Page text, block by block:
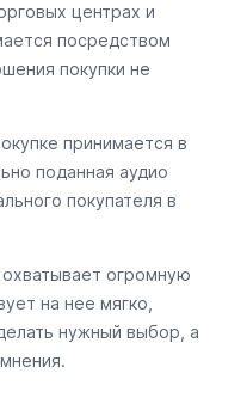
центрах и
посредством
покупки не
принимается в
поданная аудио
покупателя в
огромную
на нее мягко,
нужный выбор, а